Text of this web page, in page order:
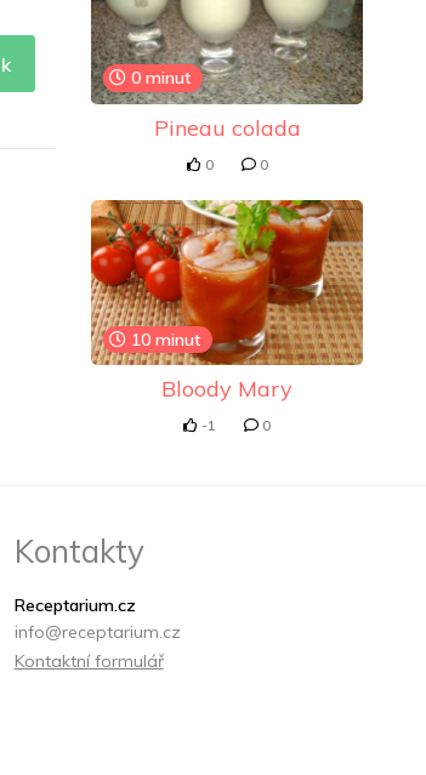
0 minut
Pineau colada
0 0
10 minut
Bloody Mary
-1 0
Kontakty
Receptarium.cz
info@receptarium.cz
Kontaktní formulář